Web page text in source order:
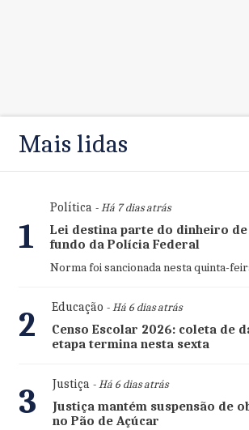
Mais lidas
1
Política- Há 7 dias atrás
Lei destina parte do dinheiro
fundo da Polícia Federal
Norma foi sancionada nesta quinta-
2 Educação - Há 6 dias atrás
Censo Escolar 2026: coleta de
etapa termina nesta sexta
3 Justiça- Há 6 dias atrás
Justiça mantém suspensão de
no Pão de Açúcar